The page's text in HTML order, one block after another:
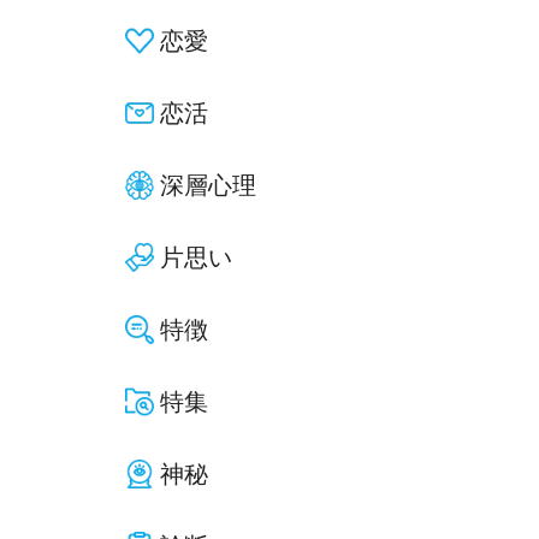
恋愛
恋活
深層心理
片思い
特徴
特集
神秘